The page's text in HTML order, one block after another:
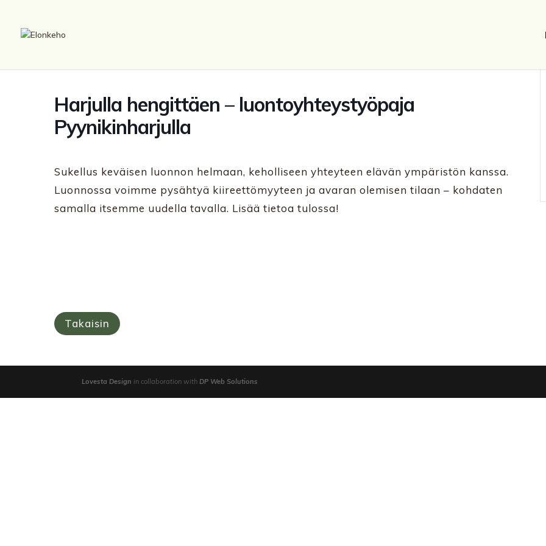
Harjulla hengittäen – luontoyhteystyöpaja
Pyynikinharjulla
Sukellus keväisen luonnon helmaan, keholliseen yhteyteen elävän ympäristön kanssa.
Luonnossa voimme pysähtyä kiireettömyyteen ja avaran olemisen tilaan – kohdaten
samalla itsemme uudella tavalla. Lisää tietoa tulossa!
Takaisin
Lovesta Design in collaboration withDP Web Solutions